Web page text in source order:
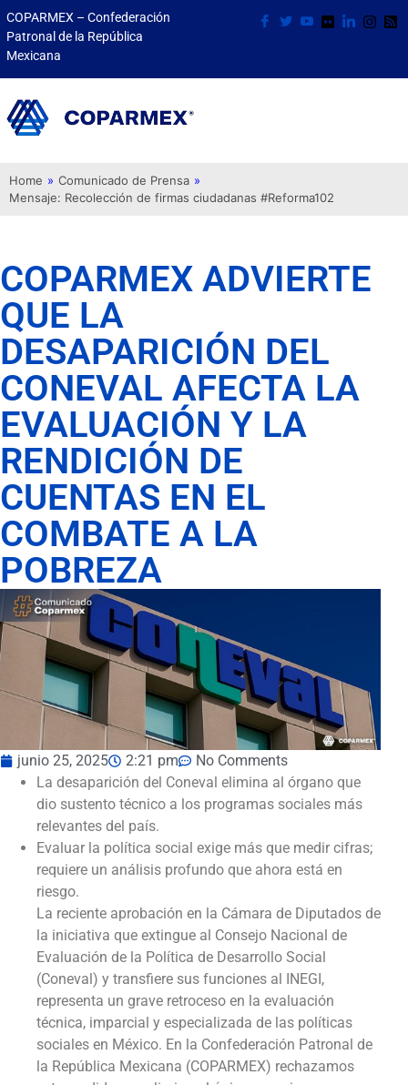
COPARMEX – Confederación
Patronal de la República
Mexicana
Home » Comunicado de Prensa »
Mensaje: Recolección de firmas ciudadanas #Reforma102
COPARMEX ADVIERTE
QUE LA
DESAPARICIÓN DEL
CONEVAL AFECTA LA
EVALUACIÓN Y LA
RENDICIÓN DE
CUENTAS EN EL
COMBATE A LA
POBREZA
junio 25, 2025 2:21 pm
No Comments
La desaparición del Coneval elimina al órgano que
dio sustento técnico a los programas sociales más
relevantes del país.
Evaluar la política social exige más que medir cifras;
requiere un análisis profundo que ahora está en
riesgo.
La reciente aprobación en la Cámara de Diputados de
la iniciativa que extingue al Consejo Nacional de
Evaluación de la Política de Desarrollo Social
(Coneval) y transfiere sus funciones al INEGI,
representa un grave retroceso en la evaluación
técnica, imparcial y especializada de las políticas
sociales en México. En la Confederación Patronal de
la República Mexicana (COPARMEX) rechazamos